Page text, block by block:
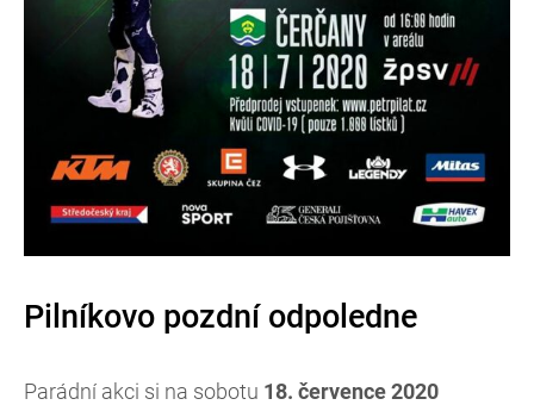
Pilníkovo pozdní odpoledne
Parádní akci si na sobotu 18. července 2020